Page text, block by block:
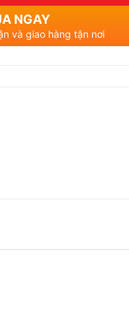
NGAY
và giao hàng tận nơi